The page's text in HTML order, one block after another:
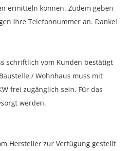
ermitteln können. Zudem geben
Ihre Telefonnummer an. Danke!
schriftlich vom Kunden bestätigt
/ Wohnhaus muss mit
frei zugänglich sein. Für das
werden.
Hersteller zur Verfügung gestellt